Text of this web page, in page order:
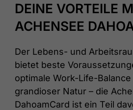
DEINE VORTEILE
ACHENSEE
Der Lebens- und
bietet beste
optimale Work-Life-
grandioser Natur – die
DahoamCard ist ein Teil